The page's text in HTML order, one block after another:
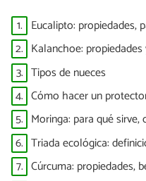
1. Eucalipto: propiedades,
2. Kalanchoe:
3. Tipos de nueces
4. Cómo hacer un
5. Moringa: para qué
6. Triada ecológica:
7. Cúrcuma: propiedades,